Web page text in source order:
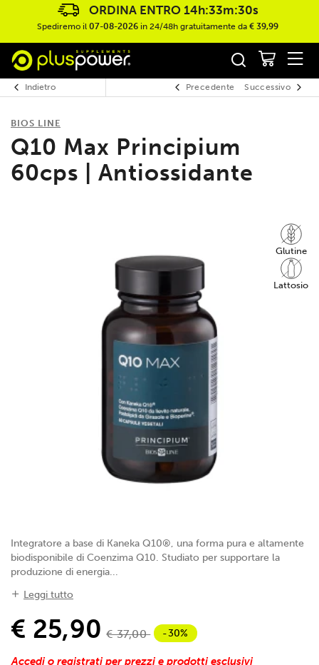
ORDINA ENTRO 14h:33m:29s
Spediremo il 07-08-2026 in 24/48h gratuitamente da € 39,99
Indietro Precedente Successivo
BIOS LINE
Q10 Max Principium
60cps | Antiossidante
Glutine
Lattosio
Integratore a base di Kaneka Q10®, una forma pura e altamente
biodisponibile di Coenzima Q10. Studiato per supportare la
produzione di energia...
Leggi tutto
€ 25,90 € 37,00 -30%
Accedi o registrati per prezzi e prodotti esclusivi